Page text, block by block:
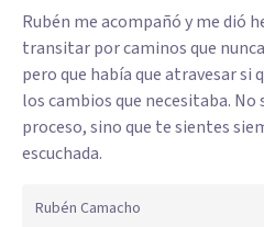
Rubén me acompañó y me dió
transitar por caminos que
pero que había que atravesar si
los cambios que necesitaba.
proceso, sino que te sientes
escuchada.
Rubén Camacho